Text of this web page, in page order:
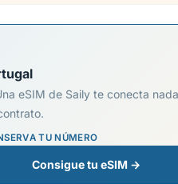
eSIM de Saily te conecta
TU NÚMERO
Consigue tu eSIM →